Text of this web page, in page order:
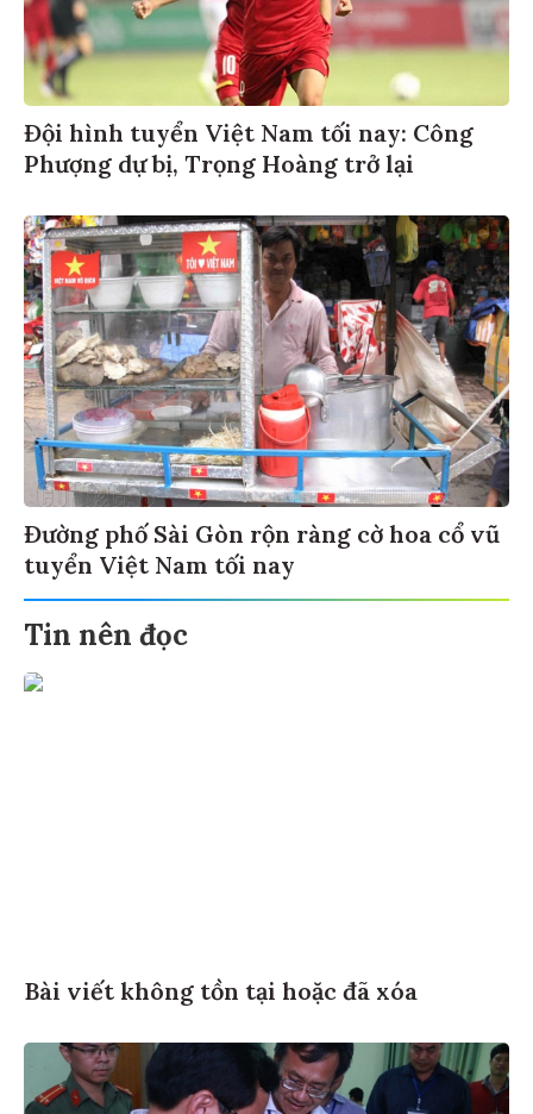
Đội hình tuyển Việt Nam tối nay: Công
Phượng dự bị, Trọng Hoàng trở lại
Đường phố Sài Gòn rộn ràng cờ hoa cổ vũ
tuyển Việt Nam tối nay
Tin nên đọc
Bài viết không tồn tại hoặc đã xóa